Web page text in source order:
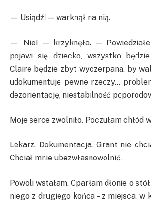
— Usiądź! — warknął na nią.
— Nie! — krzyknęła. —
pojawi się dziecko, wszystko
Claire będzie zbyt wyczerpana, by
udokumentuje pewne rzeczy…
dezorientację, niestabilność
Moje serce zwolniło. Poczułam chłód
Lekarz. Dokumentacja. Grant nie
Chciał mnie ubezwłasnowolnić.
Powoli wstałam. Oparłam dłonie o
niego z drugiego końca – z miejsca, w